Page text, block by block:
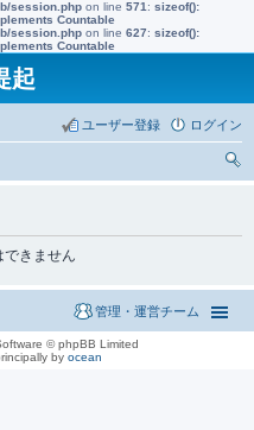
session.php on line 571 : sizeof():
Countable
session.php on line 627: sizeof():
Countable
起
ログイン
ユーザー登録
きません
管理・運営チーム
© phpBB Limited
by ocean